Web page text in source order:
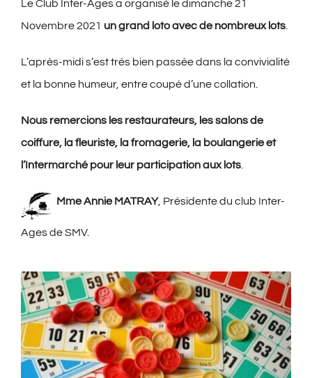
Le Club Inter-Ages a organisé le dimanche 21
Novembre 2021 un grand loto avec de nombreux lots.
L’après-midi s’est très bien passée dans la convivialité
et la bonne humeur, entre coupé d’une collation.
Nous remercions les restaurateurs, les salons de
coiffure, la fleuriste, la fromagerie, la boulangerie et
l’Intermarché pour leur participation aux lots.
Mme Annie MATRAY, Présidente du club Inter-
Ages de SMV.